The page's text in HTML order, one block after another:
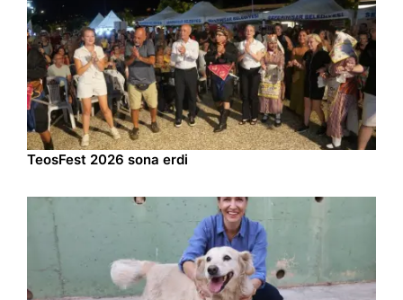
Kültür-Sanat 09.08.2026 13:28
TeosFest 2026 sona erdi